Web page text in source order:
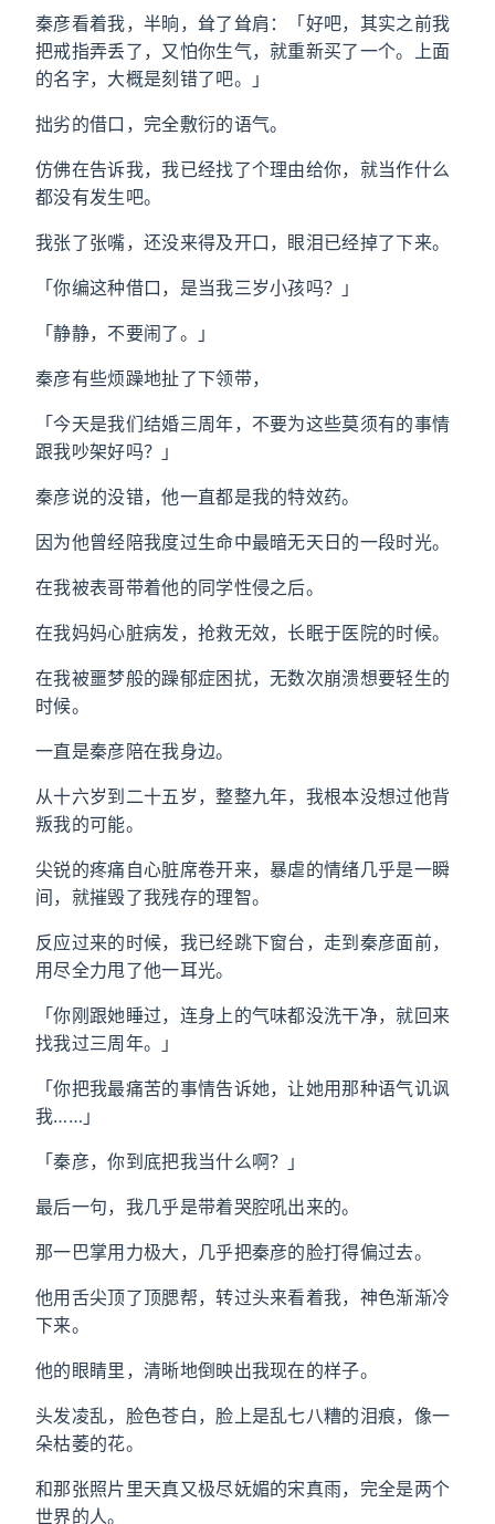
秦彦看着我，半晌，耸了耸肩：「好吧，其实之前我
把戒指弄丢了，又怕你生气，就重新买了一个。上面
的名字，大概是刻错了吧。」
拙劣的借口，完全敷衍的语气。
仿佛在告诉我，我已经找了个理由给你，就当作什么
都没有发生吧。
我张了张嘴，还没来得及开口，眼泪已经掉了下来。
「你编这种借口，是当我三岁小孩吗？」
「静静，不要闹了。」
秦彦有些烦躁地扯了下领带，
「今天是我们结婚三周年，不要为这些莫须有的事情
跟我吵架好吗？」
秦彦说的没错，他一直都是我的特效药。
因为他曾经陪我度过生命中最暗无天日的一段时光。
在我被表哥带着他的同学性侵之后。
在我妈妈心脏病发，抢救无效，长眠于医院的时候。
在我被噩梦般的躁郁症困扰，无数次崩溃想要轻生的
时候。
一直是秦彦陪在我身边。
从十六岁到二十五岁，整整九年，我根本没想过他背
叛我的可能。
尖锐的疼痛自心脏席卷开来，暴虐的情绪几乎是一瞬
间，就摧毁了我残存的理智。
反应过来的时候，我已经跳下窗台，走到秦彦面前，
用尽全力甩了他一耳光。
「你刚跟她睡过，连身上的气味都没洗干净，就回来
找我过三周年。」
「你把我最痛苦的事情告诉她，让她用那种语气讥讽
我……」
「秦彦，你到底把我当什么啊？」
最后一句，我几乎是带着哭腔吼出来的。
那一巴掌用力极大，几乎把秦彦的脸打得偏过去。
他用舌尖顶了顶腮帮，转过头来看着我，神色渐渐冷
下来。
他的眼睛里，清晰地倒映出我现在的样子。
头发凌乱，脸色苍白，脸上是乱七八糟的泪痕，像一
朵枯萎的花。
和那张照片里天真又极尽妩媚的宋真雨，完全是两个
世界的人。